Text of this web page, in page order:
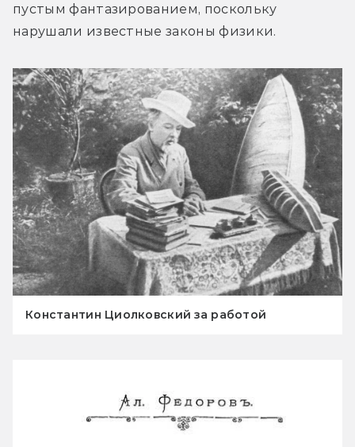
пустым фантазированием, поскольку
нарушали известные законы физики.
Константин Циолковский за работой